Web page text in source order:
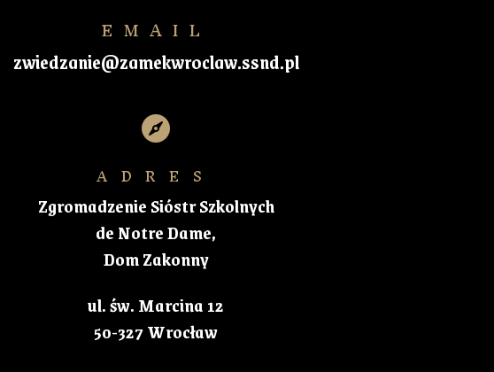
EMAIL
zwiedzanie@zamekwroclaw.ssnd.pl

ADRES
Zgromadzenie Sióstr Szkolnych
de Notre Dame,
Dom Zakonny
ul. św. Marcina 12
50-327 Wrocław